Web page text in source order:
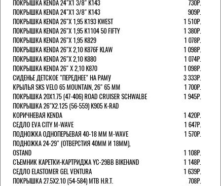
ПОКРЫШКА KENDA 24"Х1 3/8" K143
730Р.
ПОКРЫШКА KENDA 24"Х1 3/8" K143
909Р.
ПОКРЫШКА KENDA 26"Х 1,95 K193 KWEST
1 510Р.
ПОКРЫШКА KENDA 26"Х 1,95 K1104 50 FIFTY
1 380Р.
ПОКРЫШКА KENDA 26"Х 1,95 K829
1 078Р.
ПОКРЫШКА KENDA 26"Х 2,10 K876F KLAW
1 098Р.
ПОКРЫШКА KENDA 26"Х 2,10 K880
1 074Р.
ПОКРЫШКА KENDA 26" Х 2,10 K870
1 098Р.
СИДЕНЬЕ ДЕТСКОЕ "ПЕРЕДНЕЕ" НА РАМУ
3 333Р.
КРЫЛЬЯ SKS VELO 65 MOUNTAIN, 26" 65 ММ
1 700Р.
ПОКРЫШКА 20X1.75 (47-406) ROAD CRUISER SCHWALBE
1 945Р.
ПОКРЫШКА 26"Х2.125 (56-559) K905 K-RAD
КОРИЧНЕВАЯ KENDA
1 420Р.
СЕДЛО EVA CITY M-WAVE
1 647Р.
ПОДНОЖКА ОДНОПЕРЬЕВАЯ 40-18 ММ M-WAVE
1 570Р.
ПОДНОЖКА 24-29" (ОТВЕРСТИЯ 40ММ И 18ММ),
OSTAND
1 108Р.
СЪЕМНИК КАРЕТКИ-КАРТРИДЖА YC-29BB BIKEHAND
1 148Р.
СЕДЛО ELASTOMER GEL VENTURA
1 639Р.
ПОКРЫШКА 27.5X2.10 (54-584) MTB H.R.T.
708Р.